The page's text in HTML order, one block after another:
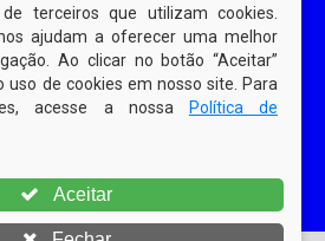
19
terceiros que utilizam cookies.
ajudam a oferecer uma melhor
Ao clicar no botão “Aceitar”
uso de cookies em nosso site. Para
acesse a nossa
Política de
Aceitar